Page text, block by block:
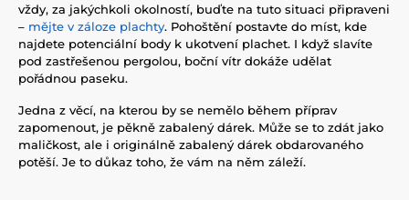
vždy, za jakýchkoli okolností, buďte na tuto situaci připraveni
– mějte v záloze plachty. Pohoštění postavte do míst, kde
najdete potenciální body k ukotvení plachet. I když slavíte
pod zastřešenou pergolou, boční vítr dokáže udělat
pořádnou paseku.
Jedna z věcí, na kterou by se nemělo během příprav
zapomenout, je pěkně zabalený dárek. Může se to zdát jako
maličkost, ale i originálně zabalený dárek obdarovaného
potěší. Je to důkaz toho, že vám na něm záleží.